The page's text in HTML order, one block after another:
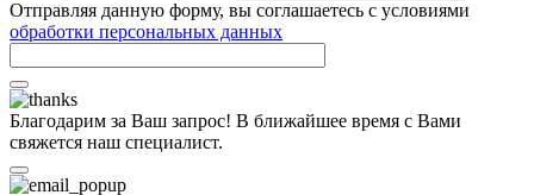
Отправляя данную форму, вы соглашаетесь с условиями
обработки персональных данных
Благодарим за Ваш запрос! В ближайшее время с Вами
свяжется наш специалист.